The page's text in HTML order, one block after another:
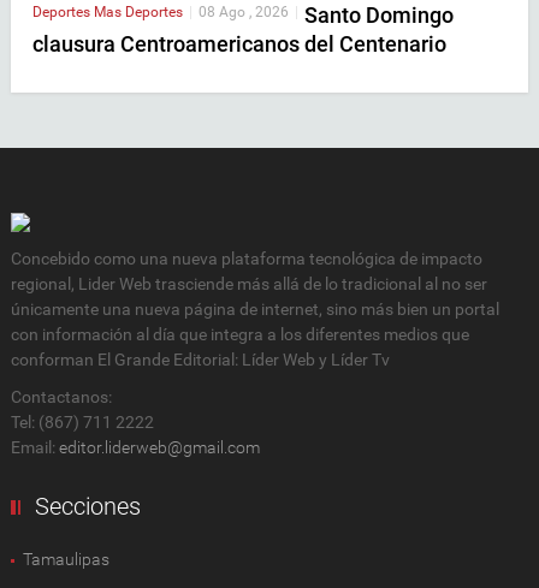
Deportes Mas Deportes 08 Ago , 2026
Santo Domingo
clausura Centroamericanos del Centenario
Concebido como una nueva plataforma tecnológica de impacto
regional, Lider Web trasciende más allá de lo tradicional al no ser
únicamente una nueva página de internet, sino más bien un portal
con información al día que integra a los diferentes medios que
conforman El Grande Editorial: Líder Web y Líder Tv
Contactanos:
Tel: (867) 711 2222
Email: editor.liderweb@gmail.com
Secciones
Tamaulipas